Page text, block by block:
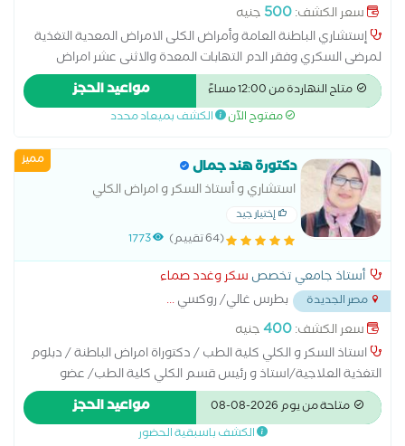
سعر الكشف:500 جنيه
إستشاري الباطنة العامة وأمراض الكلى الامراض المعدية التغذية
لمرضى السكري وفقر الدم التهابات المعدة والاثنى عشر امراض
الباطنة العامة امراض الجهاز الهضمي امراض ضغط الدم تشخيص
وعلاج حالات ارتجاع المريء سونار على البطن والحوض علاج
متاح النهاردة من 12:00 مساءً مواعيد الحجز
مفتوح الآن الكشف بميعاد محدد
مميز دكتورة هند جمال
استشاري و أستاذ السكر و امراض الكلي
إختيار جيد
(64 تقييم) 1773
أستاذ جامعي تخصص سكر وغدد صماء
مصر الجديدة بطرس غالي/ روكسي...
سعر الكشف:400جنيه
استاذ السكر و الكلي كلية الطب / دكتوراة امراض الباطنة / دبلوم
التغذية العلاجية/استاذ و رئيس قسم الكلي كلية الطب/ عضو
الجمعية المصرية لامراض و زراعة الكلي/ عضو الجمعية الاوروبية
لامراض و زراعة الكلي / عضو الجمعية المصرية لامراض السكر و
متاحة من يوم 2026-08-08 مواعيد الحجز
الكشف باسبقية الحضور